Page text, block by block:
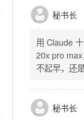
秘书长
用 Claude
20x pro max
不起早，还